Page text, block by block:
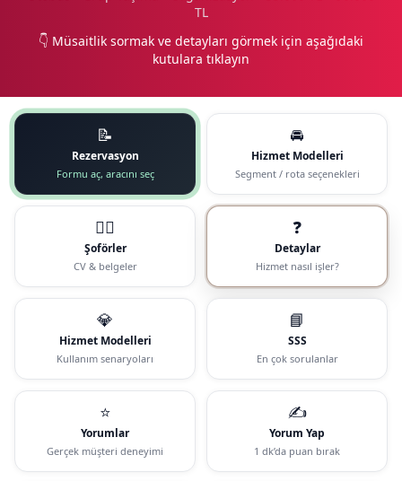
TL
👇 Müsaitlik sormak ve detayları görmek için aşağıdaki
kutulara tıklayın
📝
Rezervasyon
Formu aç, aracını seç
🚘
Hizmet Modelleri
Segment / rota seçenekleri
🧑‍✈️
Şoförler
CV & belgeler
❓
Detaylar
Hizmet nasıl işler?
💎
Hizmet Modelleri
Kullanım senaryoları
📘
SSS
En çok sorulanlar
⭐
Yorumlar
Gerçek müşteri deneyimi
✍️
Yorum Yap
1 dk’da puan bırak